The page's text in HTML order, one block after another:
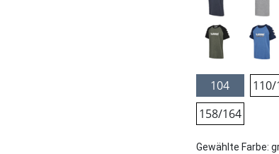
104 110/
158/164
Gewählte Farbe: